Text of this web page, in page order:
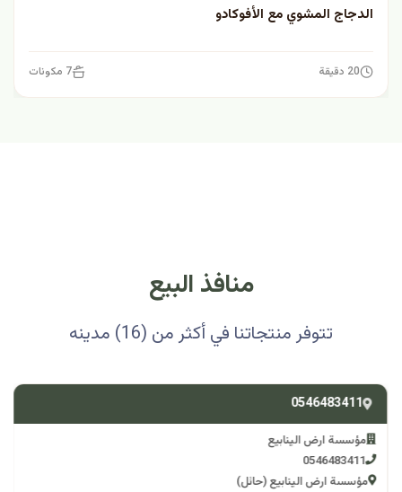
الدجاج المشوي مع الأفوكادو
20 دقيقة 7 مكونات
منافذ البيع
تتوفر منتجاتنا في أكثر من (16) مدينه
0546483411
مؤسسة ارض الينابيع
0546483411
مؤسسة ارض الينابيع (حائل)